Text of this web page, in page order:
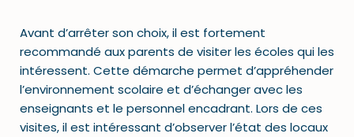
Avant d’arrêter son choix, il est fortement
recommandé aux parents de visiter les écoles qui les
intéressent. Cette démarche permet d’appréhender
l’environnement scolaire et d’échanger avec les
enseignants et le personnel encadrant. Lors de ces
visites, il est intéressant d’observer l’état des locaux